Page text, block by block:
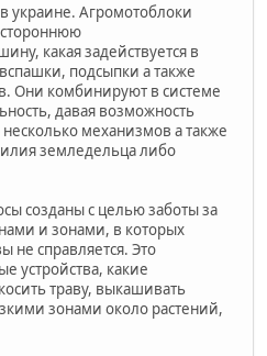
украине. Агромотоблоки
какая задействуется в
подсыпки а также
Они комбинируют в системе
давая возможность
механизмов а также
земледельца либо
созданы с целью заботы за
и зонами, в которых
не справляется. Это
устройства, какие
траву, выкашивать
зонами около растений,